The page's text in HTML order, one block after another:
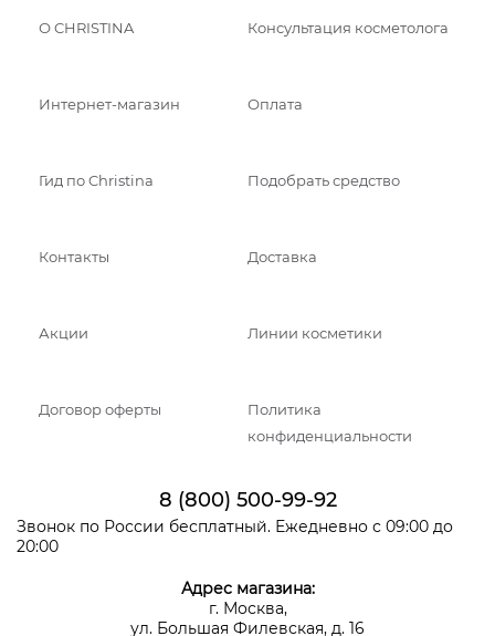
О CHRISTINA Консультация косметолога
Интернет-магазин Оплата
Гид по Christina Подобрать средство
Контакты Доставка
Акции Линии косметики
Договор оферты
Политика
конфиденциальности
8 (800) 500-99-92
Звонок по России бесплатный. Ежедневно с 09:00 до
20:00
Адрес магазина:
г. Москва,
ул. Большая Филевская, д. 16